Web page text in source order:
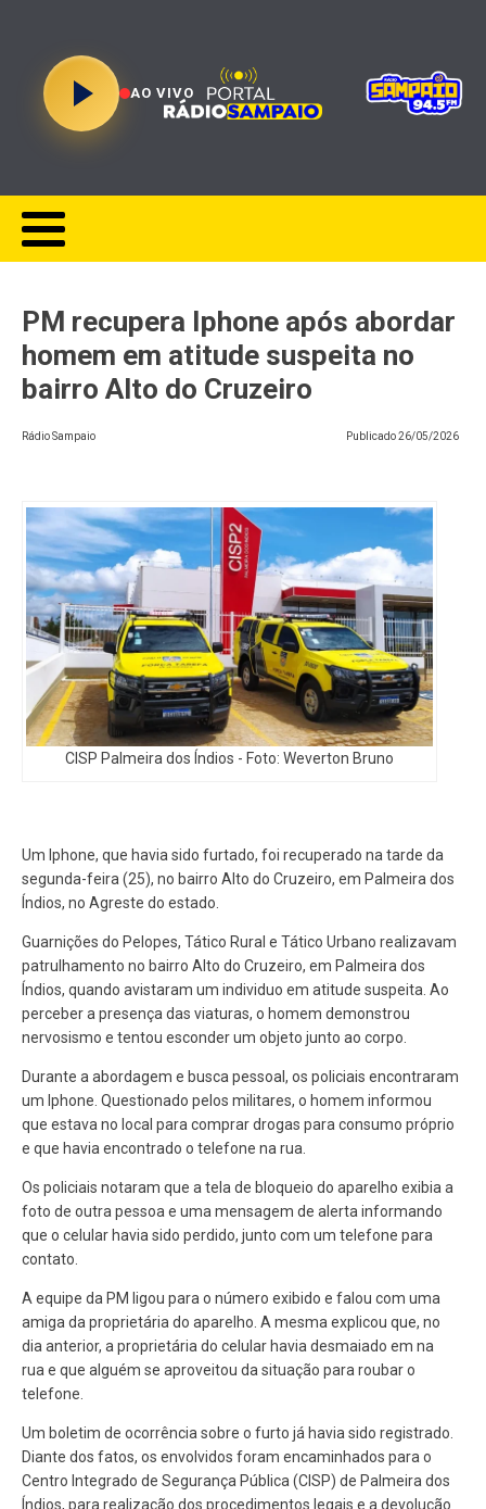
AO VIVO
PM recupera Iphone após abordar
homem em atitude suspeita no
bairro Alto do Cruzeiro
Rádio Sampaio Publicado26/05/2026
CISP Palmeira dos Índios - Foto: Weverton Bruno
Um Iphone, que havia sido furtado, foi recuperado na tarde da
segunda-feira (25), no bairro Alto do Cruzeiro, em Palmeira dos
Índios, no Agreste do estado.
Guarnições do Pelopes, Tático Rural e Tático Urbano realizavam
patrulhamento no bairro Alto do Cruzeiro, em Palmeira dos
Índios, quando avistaram um individuo em atitude suspeita. Ao
perceber a presença das viaturas, o homem demonstrou
nervosismo e tentou esconder um objeto junto ao corpo.
Durante a abordagem e busca pessoal, os policiais encontraram
um Iphone. Questionado pelos militares, o homem informou
que estava no local para comprar drogas para consumo próprio
e que havia encontrado o telefone na rua.
Os policiais notaram que a tela de bloqueio do aparelho exibia a
foto de outra pessoa e uma mensagem de alerta informando
que o celular havia sido perdido, junto com um telefone para
contato.
A equipe da PM ligou para o número exibido e falou com uma
amiga da proprietária do aparelho. A mesma explicou que, no
dia anterior, a proprietária do celular havia desmaiado em na
rua e que alguém se aproveitou da situação para roubar o
telefone.
Um boletim de ocorrência sobre o furto já havia sido registrado.
Diante dos fatos, os envolvidos foram encaminhados para o
Centro Integrado de Segurança Pública (CISP) de Palmeira dos
Índios, para realização dos procedimentos legais e a devolução